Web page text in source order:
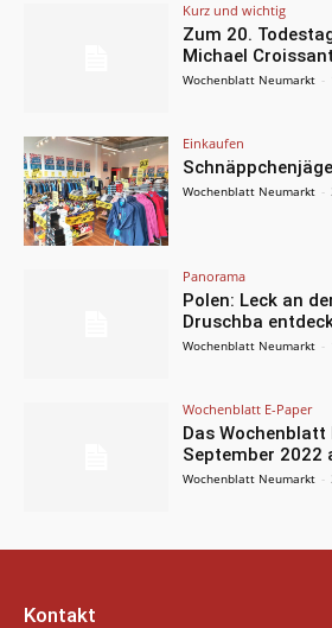
Kurz und wichtig
Zum 20.
Michael
Wochenblatt Neumarkt -
Einkaufen
Wochenblatt Neumarkt -
Panorama
Polen: Leck an
Druschba
Wochenblatt Neumarkt -
Wochenblatt E-Paper
Das
September 2022
Wochenblatt Neumarkt -
Kontakt